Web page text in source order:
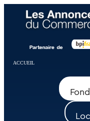
ACCUEIL
Panneau de gestion des